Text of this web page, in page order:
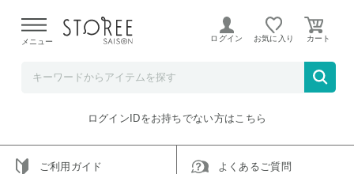
よる配送遅延が発生しております。
メニュー ログイン お気に入り
ご指定のアイテムは取り扱い終了、またはただいま取り扱い
トップへ戻る
ログインIDをお持ちでない方はこちら
ご利用ガイド よくあるご質問